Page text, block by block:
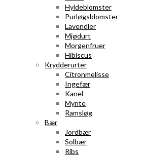
Hyldeblomster
Purløgsblomster
Lavendler
Mjødurt
Morgenfruer
Hibiscus
Krydderurter
Citronmelisse
Ingefær
Kanel
Mynte
Ramsløg
Bær
Jordbær
Solbær
Ribs